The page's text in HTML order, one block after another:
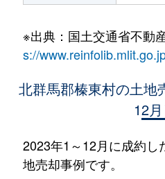
※出典：国土交通省不動
s://
北群馬郡榛東村の土地
12月
2023年1～12月に成約し
地売却事例です。